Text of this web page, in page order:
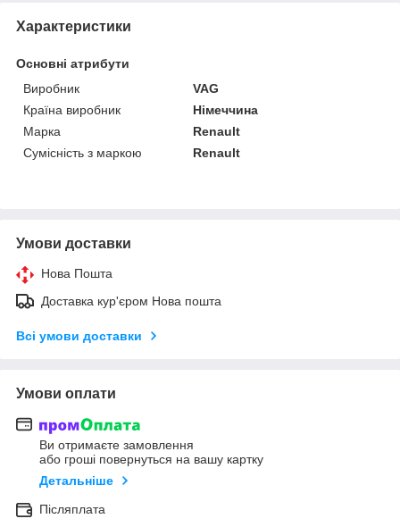
Характеристики
Основні атрибути
Виробник
VAG
Країна виробник
Німеччина
Марка
Renault
Сумісність з маркою
Renault
Умови доставки
Нова Пошта
Доставка кур'єром Нова пошта
Всі умови доставки
Умови оплати
Ви отримаєте замовлення
або гроші повернуться на вашу картку
Детальніше
Післяплата